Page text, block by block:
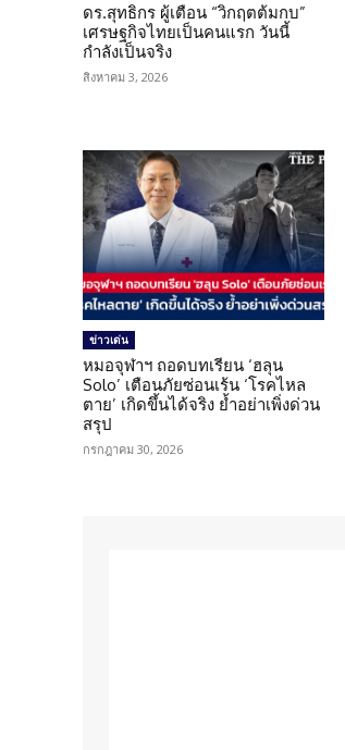
ดร.สุทธิกร ผู้เตือน “วิกฤตต้มกบ”
เศรษฐกิจไทยเป็นคนแรก วันนี้
กำลังเป็นจริง
สิงหาคม 3, 2026
ข่าวเด่น
หมอจุฬาฯ ถอดบทเรียน ‘ฮลุน
Solo’ เตือนภัยซ่อนเร้น ‘โรคไหล
ตาย’ เกิดขึ้นได้จริง ย้ำอย่าเพิ่งด่วน
สรุป
กรกฎาคม 30, 2026